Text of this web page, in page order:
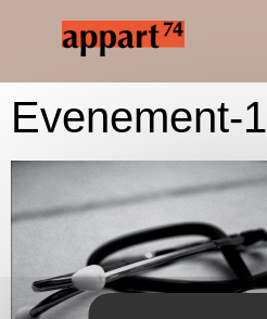
Evenement-1